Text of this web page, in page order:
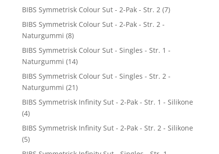
BIBS Symmetrisk Colour Sut - 2-Pak - Str. 2 (7)
BIBS Symmetrisk Colour Sut - 2-Pak - Str. 2 -
Naturgummi (8)
BIBS Symmetrisk Colour Sut - Singles - Str. 1 -
Naturgummi (14)
BIBS Symmetrisk Colour Sut - Singles - Str. 2 -
Naturgummi (21)
BIBS Symmetrisk Infinity Sut - 2-Pak - Str. 1 - Silikone
(4)
BIBS Symmetrisk Infinity Sut - 2-Pak - Str. 2 - Silikone
(5)